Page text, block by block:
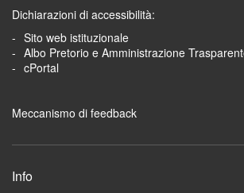
Dichiarazioni di accessibilità:
Sito web istituzionale
Albo Pretorio e Amministrazione
cPortal
Meccanismo di feedback
Info